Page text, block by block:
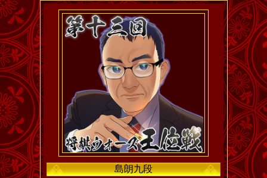
島朗九段